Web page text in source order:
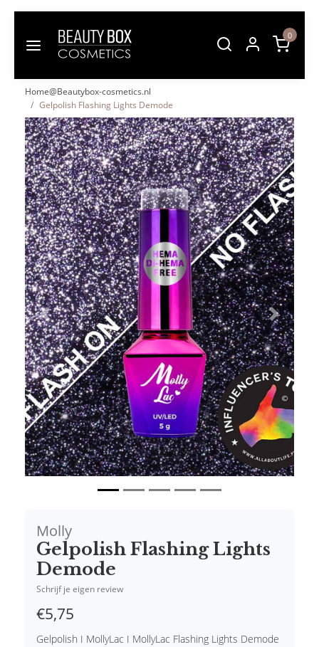
0
Home@Beautybox-cosmetics.nl
Gelpolish Flashing Lights Demode
Vorige Volgende
Molly
Gelpolish Flashing Lights
Demode
Schrijf je eigen review
€5,75
Gelpolish I MollyLac I MollyLac Flashing Lights Demode